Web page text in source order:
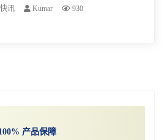
早期乳腺癌
讯 Kumar 930
。Lynparza由阿斯利康和 MSD 联合开发
化。 产品保障